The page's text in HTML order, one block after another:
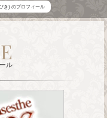
き) のプロフィール
ル